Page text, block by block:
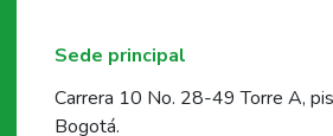
Sede principal
Carrera 10 No. 28-49 Torre A,
Bogotá.